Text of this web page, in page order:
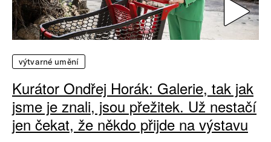
výtvarné umění
Kurátor Ondřej Horák: Galerie, tak jak
jsme je znali, jsou přežitek. Už nestačí
jen čekat, že někdo přijde na výstavu